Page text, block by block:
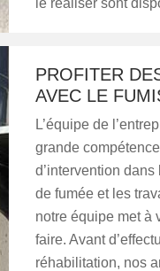
le réaliser sont
PROFITER
AVEC LE
L’équipe de
grande
d’intervention
de fumée et les
notre équipe met à
faire. Avant
réhabilitation, nos